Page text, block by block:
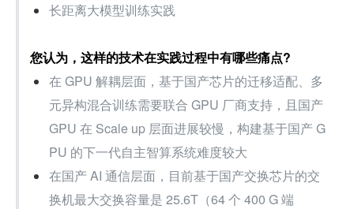
长距离大模型训练实践
您认为，这样的技术在实践过程中有哪些痛点?
在 GPU 解耦层面，基于国产芯片的迁移适配、多
元异构混合训练需要联合 GPU 厂商支持，且国产
GPU 在 Scale up 层面进展较慢，构建基于国产 G
PU 的下一代自主智算系统难度较大
在国产 AI 通信层面，目前基于国产交换芯片的交
换机最大交换容量是 25.6T（64 个 400 G 端